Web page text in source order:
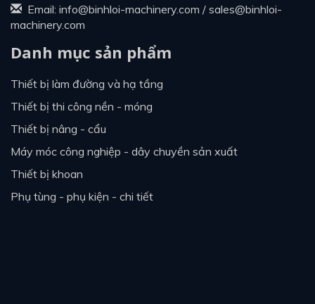
Email: info@binhloi-machinery.com / sales@binhloi-
machinery.com
Danh mục sản phẩm
thiết bị làm đường và hạ tầng
thiết bị thi công nền - móng
thiết bị nâng - cẩu
máy móc công nghiệp - dây chuyền sản xuất
thiết bị khoan
phụ tùng - phụ kiện - chi tiết